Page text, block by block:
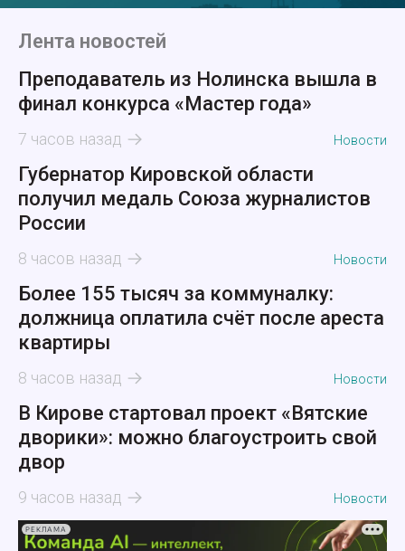
Лента новостей
Преподаватель из Нолинска вышла в
финал конкурса «Мастер года»
7 часов назад Новости
Губернатор Кировской области
получил медаль Союза журналистов
России
8 часов назад Новости
Более 155 тысяч за коммуналку:
должница оплатила счёт после ареста
квартиры
8 часов назад Новости
В Кирове стартовал проект «Вятские
дворики»: можно благоустроить свой
двор
9 часов назад Новости
РЕКЛАМА